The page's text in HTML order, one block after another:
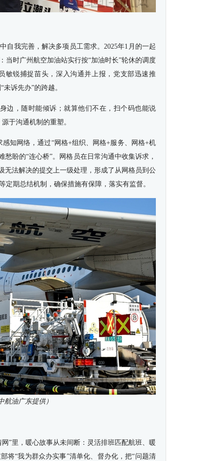
自我完善，解决多项员工需求。2025年1月的一起
当时广州航空加油站实行按“加油时长”轮休的调度
敏锐捕捉苗头，深入沟通并上报，党支部迅速推
诉先办”的跨越。
边，随时能倾诉；就算他们不在，扫个码也能说
于沟通机制的重塑。
知网络，通过“网格+组织、网格+服务、网格+机
盼的“连心桥”。网格员在日常沟通中收集诉求，
无法解决的提交上一级处理，形成了从网格员到公
期总结机制，确保措施有保障，落实有监督。
航油广东提供）
”里，暖心故事从未间断：灵活排班匹配航班、暖
“我为群众办实事”清单化、督办化，把“问题清